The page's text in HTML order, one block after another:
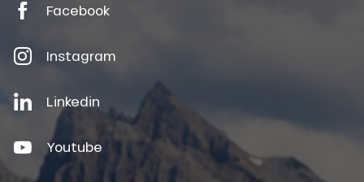
Facebook
Instagram
Linkedin
Youtube